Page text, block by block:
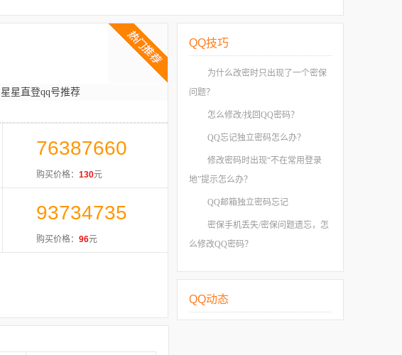
星直登qq号推荐
76387660
购买价格： 130元
93734735
购买价格： 96元
QQ技巧
为什么改密时只出现了一个密保
问题？
怎么修改/找回QQ密码？
QQ忘记独立密码怎么办？
修改密码时出现“不在常用登录
地”提示怎么办？
QQ邮箱独立密码忘记
密保手机丢失/密保问题遗忘，怎
么修改QQ密码？
QQ动态